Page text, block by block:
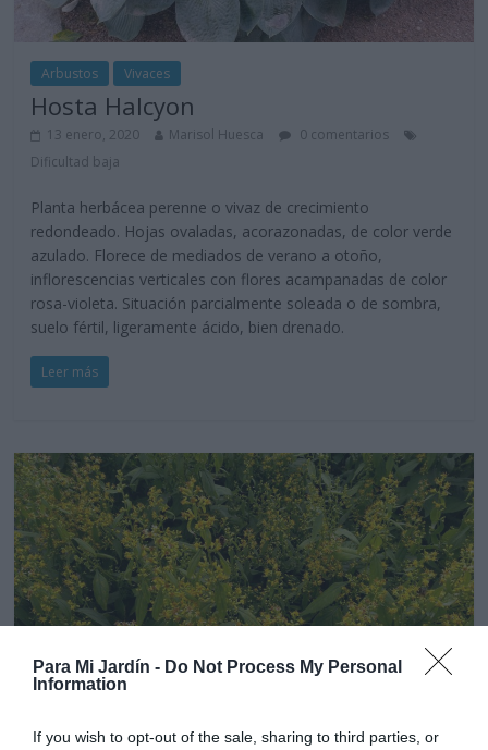
Para Mi Jardín - Do Not Process My Personal
Information
If you wish to opt-out of the sale, sharing to third parties, or
Arbustos Vivaces
Hosta Halcyon
13 enero, 2020 Marisol Huesca
0 comentarios
Dificultad baja
Planta herbácea perenne o vivaz de crecimiento
redondeado. Hojas ovaladas, acorazonadas, de color verde
azulado. Florece de mediados de verano a otoño,
inflorescencias verticales con flores acampanadas de color
rosa-violeta. Situación parcialmente soleada o de sombra,
suelo fértil, ligeramente ácido, bien drenado.
Leer más
Silvestres Vivaces